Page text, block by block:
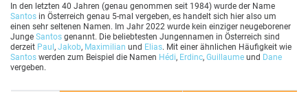
In den letzten 40 Jahren (genau genommen seit 1984) wurde der Name
Santos in Österreich genau 5-mal vergeben, es handelt sich hier also um
einen sehr seltenen Namen. Im Jahr 2022 wurde kein einziger neugeborener
Junge Santos genannt. Die beliebtesten Jungennamen in Österreich sind
derzeit Paul, Jakob, Maximilian und Elias. Mit einer ähnlichen Häufigkeit wie
Santos werden zum Beispiel die Namen Hédi, Erdinc, Guillaume und Dane
vergeben.